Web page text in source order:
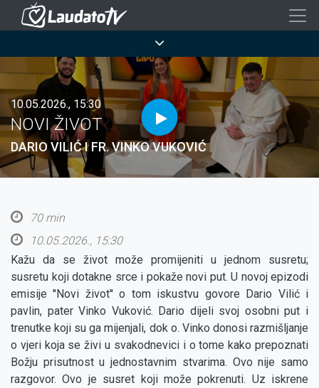
Skoči
sadržaj
10.05.2026., 15:30
NOVI ŽIVOT
DARIO VILIĆ I FR. VINKO VUKOVIĆ
70 min
10.05.2026., 15:30
Kažu da se život može promijeniti u jednom susretu;
susretu koji dotakne srce i pokaže novi put. U novoj epizodi
emisije ''Novi život'' o tom iskustvu govore Dario Vilić i
pavlin, pater Vinko Vuković. Dario dijeli svoj osobni put i
trenutke koji su ga mijenjali, dok o. Vinko donosi razmišljanje
o vjeri koja se živi u svakodnevici i o tome kako prepoznati
Božju prisutnost u jednostavnim stvarima. Ovo nije samo
razgovor. Ovo je susret koji može pokrenuti. Uz iskrene